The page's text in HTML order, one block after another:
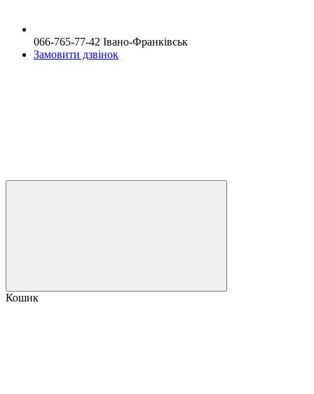
066-765-77-42 Івано-Франківськ
Замовити дзвінок
Кошик